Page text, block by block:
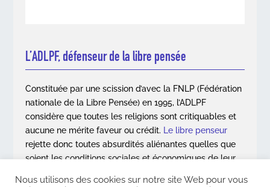
L’ADLPF, défenseur de la libre pensée
Constituée par une scission d’avec la FNLP (Fédération
nationale de la Libre Pensée) en 1995, l’ADLPF
considère que toutes les religions sont critiquables et
aucune ne mérite faveur ou crédit. Le libre penseur
rejette donc toutes absurdités aliénantes quelles que
soient les conditions sociales et économiques de leur
Nous utilisons des cookies sur notre site Web pour vous